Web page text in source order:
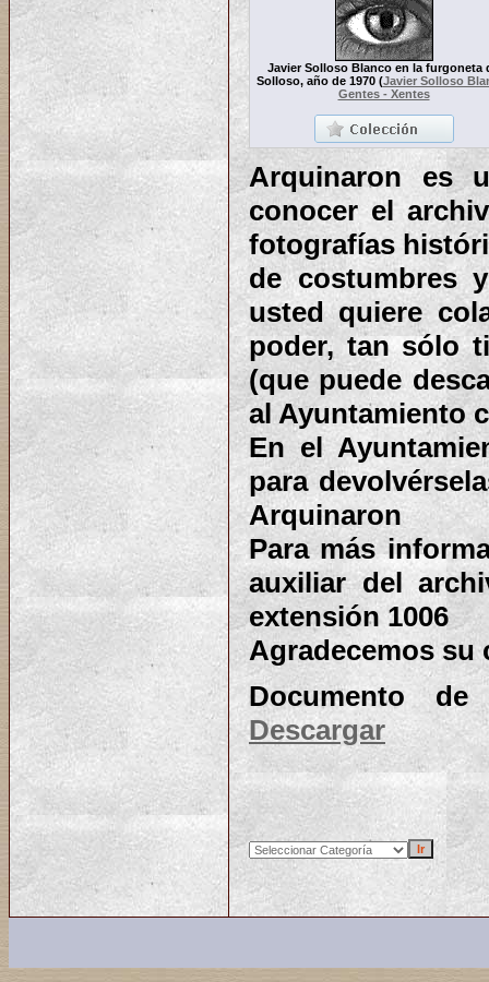
Javier Solloso Blanco en la furgoneta
Solloso, año de 1970(Javier Solloso
Gentes - Xentes
Arquinaron es
conocer el
fotografías
de costumbres
usted quiere
poder, tan sólo
(que puede
al Ayuntamiento
En el
para
Arquinaron
Para más
auxiliar del
extensión 1006
Agradecemos su
Documento
Descargar